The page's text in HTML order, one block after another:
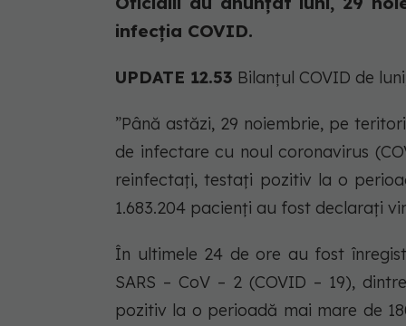
infecția COVID.
UPDATE 12.53 Bilanțul COVID de
”Până astăzi, 29 noiembrie, pe
de infectare cu noul coronavirus
reinfectați, testați pozitiv la o
1.683.204 pacienți au fost declarați
În ultimele 24 de ore au fost
SARS – CoV – 2 (COVID – 19),
pozitiv la o perioadă mai mare de